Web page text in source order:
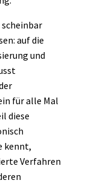
auf die
und
für alle Mal
diese
kennt,
Verfahren